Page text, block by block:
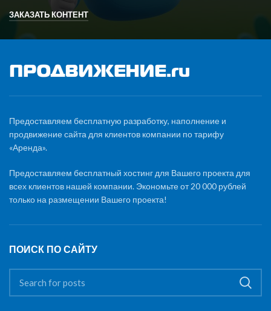
ЗАКАЗАТЬ КОНТЕНТ
Предоставляем бесплатную разработку, наполнение и
продвижение сайта для клиентов компании по тарифу
«Аренда».
Предоставляем бесплатный хостинг для Вашего проекта для
всех клиентов нашей компании. Экономьте от 20 000 рублей
только на размещении Вашего проекта!
ПОИСК ПО САЙТУ